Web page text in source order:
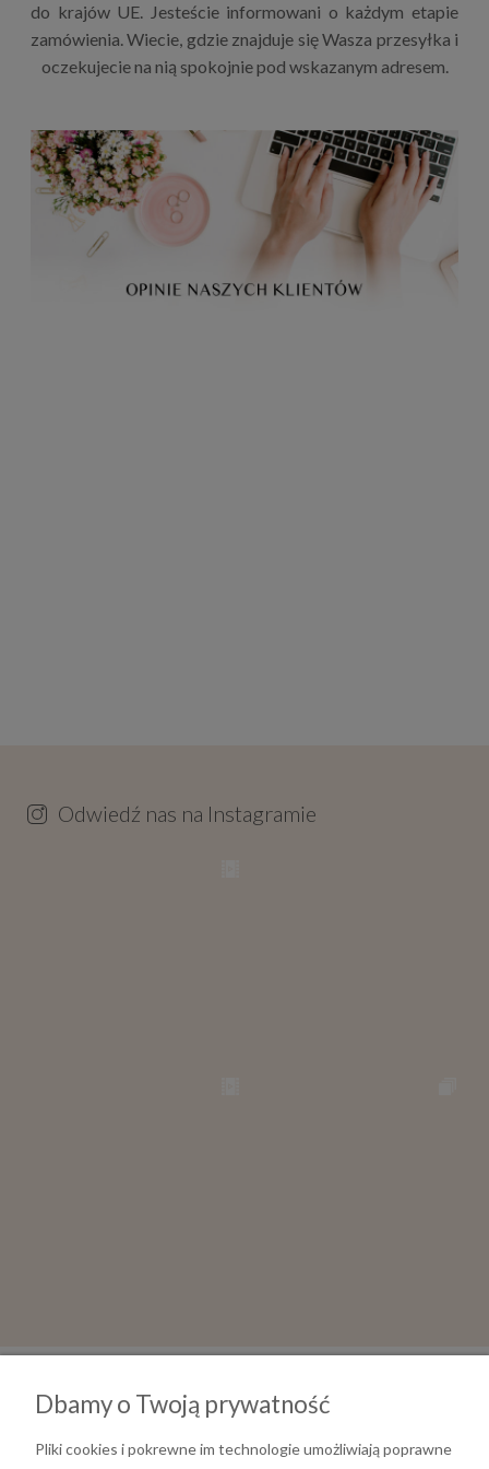
do krajów UE. Jesteście informowani o każdym etapie
zamówienia. Wiecie, gdzie znajduje się Wasza przesyłka i
oczekujecie na nią spokojnie pod wskazanym adresem.
Odwiedź nas na Instagramie
Dbamy o Twoją prywatność
Pliki cookies i pokrewne im technologie umożliwiają poprawne